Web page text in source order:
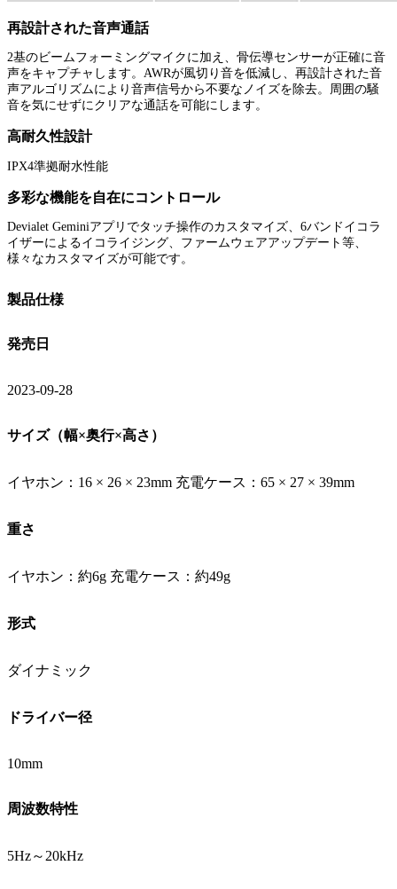
再設計された音声通話
2基のビームフォーミングマイクに加え、骨伝導センサーが正確に音
声をキャプチャします。AWRが風切り音を低減し、再設計された音
声アルゴリズムにより音声信号から不要なノイズを除去。周囲の騒
音を気にせずにクリアな通話を可能にします。
高耐久性設計
IPX4準拠耐水性能
多彩な機能を自在にコントロール
Devialet Geminiアプリでタッチ操作のカスタマイズ、6バンドイコラ
イザーによるイコライジング、ファームウェアアップデート等、
様々なカスタマイズが可能です。
製品仕様
発売日
2023-09-28
サイズ（幅×奥行×高さ）
イヤホン：16 × 26 × 23mm 充電ケース：65 × 27 × 39mm
重さ
イヤホン：約6g 充電ケース：約49g
形式
ダイナミック
ドライバー径
10mm
周波数特性
5Hz～20kHz